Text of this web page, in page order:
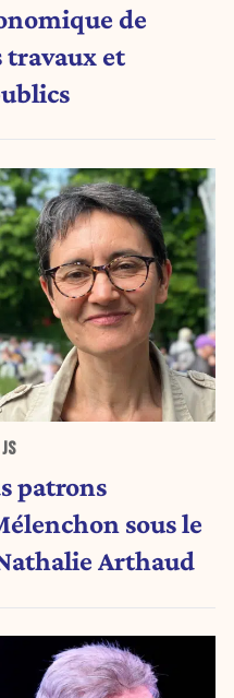
de
travaux et
patrons
sous le
Arthaud